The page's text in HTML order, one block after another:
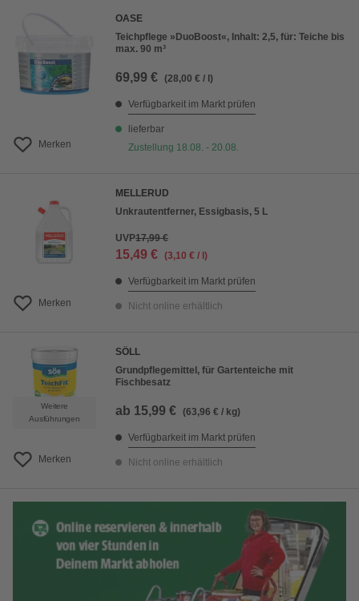
Merken
OASE
Teichpflege »DuoBoost«, Inhalt: 2,5, für: Teiche bis
max. 90 m³
69,99 € (28,00 € / l)
Verfügbarkeit im Markt prüfen
lieferbar
Zustellung 18.08. - 20.08.
Merken
MELLERUD
Unkrautentferner, Essigbasis, 5 L
UVP17,99 €
15,49 € (3,10 € / l)
Verfügbarkeit im Markt prüfen
Nicht online erhältlich
Weitere
Ausführungen
Merken
SÖLL
Grundpflegemittel, für Gartenteiche mit
Fischbesatz
ab 15,99 € (63,96 € / kg)
Verfügbarkeit im Markt prüfen
Nicht online erhältlich